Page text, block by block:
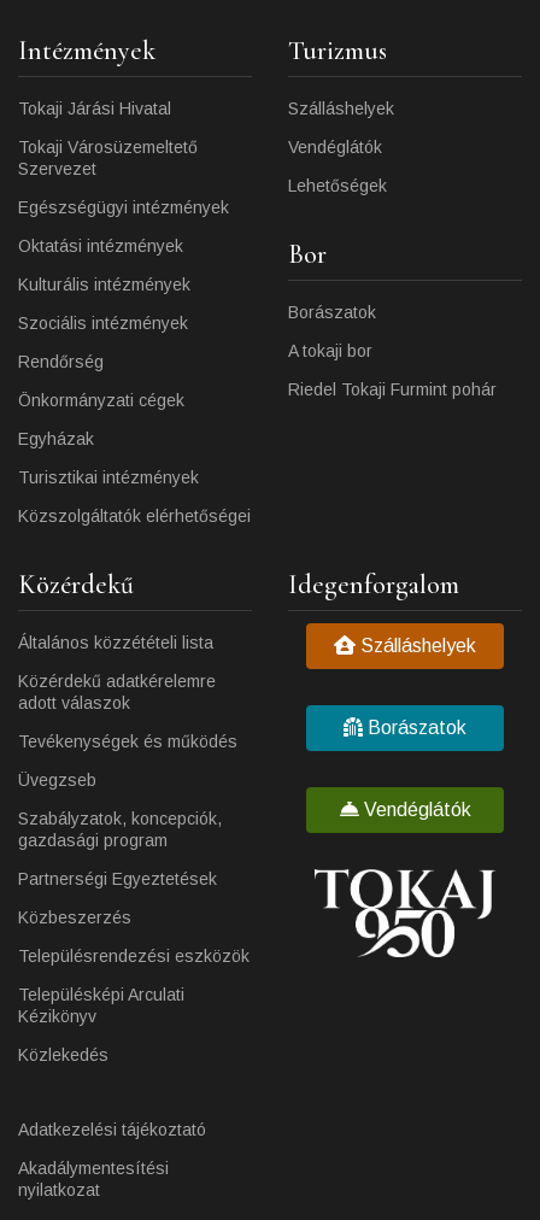
Intézmények
Tokaji Járási Hivatal
Tokaji Városüzemeltető
Szervezet
Egészségügyi intézmények
Oktatási intézmények
Kulturális intézmények
Szociális intézmények
Rendőrség
Önkormányzati cégek
Egyházak
Turisztikai intézmények
Közszolgáltatók elérhetőségei
Turizmus
Szálláshelyek
Vendéglátók
Lehetőségek
Bor
Borászatok
A tokaji bor
Riedel Tokaji Furmint pohár
Közérdekű
Általános közzétételi lista
Közérdekű adatkérelemre
adott válaszok
Tevékenységek és működés
Üvegzseb
Szabályzatok, koncepciók,
gazdasági program
Partnerségi Egyeztetések
Közbeszerzés
Településrendezési eszközök
Településképi Arculati
Kézikönyv
Közlekedés
Adatkezelési tájékoztató
Akadálymentesítési
nyilatkozat
Idegenforgalom
Szálláshelyek
Borászatok
Vendéglátók